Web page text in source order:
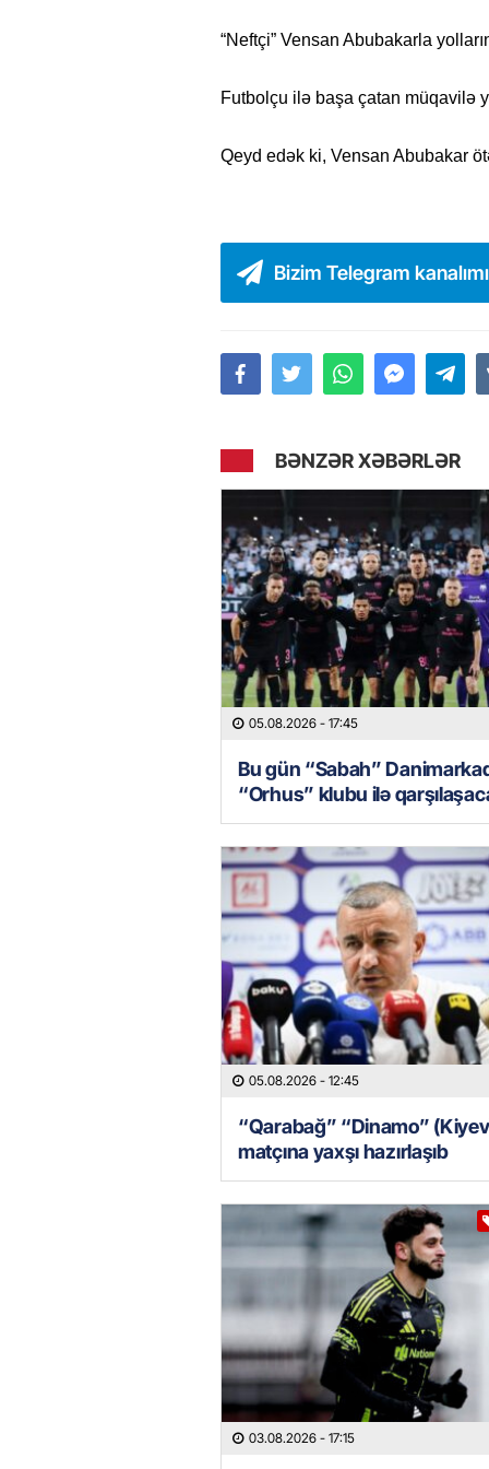
“Neftçi” Vensan Abubakarla
Futbolçu ilə başa çatan müqavilə
Qeyd edək ki, Vensan Abubakar
Bizim Telegram
BƏNZƏR XƏBƏRLƏR
05.08.2026 - 17:45
Bu gün “Sabah”
“Orhus” klubu ilə
05.08.2026 - 12:45
“Qarabağ” “Dinamo”
matçına yaxşı hazırlaşıb
03.08.2026 - 17:15